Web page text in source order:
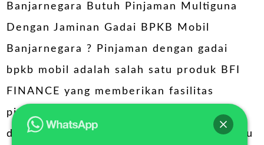
Banjarnegara Butuh Pinjaman Multiguna
Dengan Jaminan Gadai BPKB Mobil
Banjarnegara ? Pinjaman dengan gadai
bpkb mobil adalah salah satu produk BFI
FINANCE yang memberikan fasilitas
pinjaman di mana peminjam (debitur)
diharuskan untuk memberikan agunan atau